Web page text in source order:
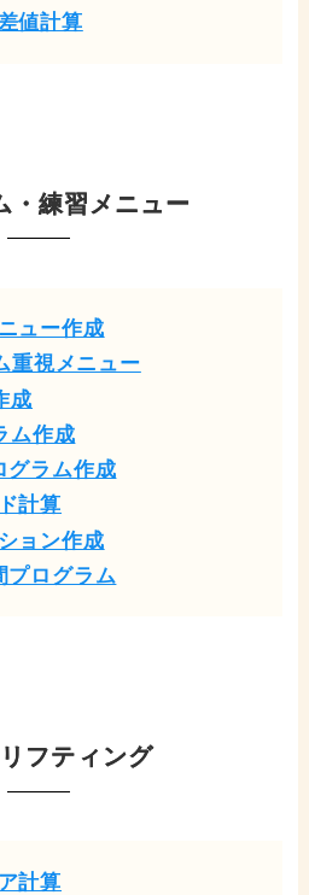
値計算
・練習メニュー
ュー作成
重視メニュー
成
ム作成
ラム作成
計算
ョン作成
プログラム
フティング
計算